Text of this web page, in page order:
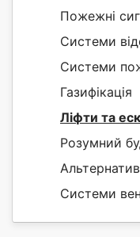
Пожежні
Системи
Системи
Газифікація
Ліфти та
Розумний
Системи